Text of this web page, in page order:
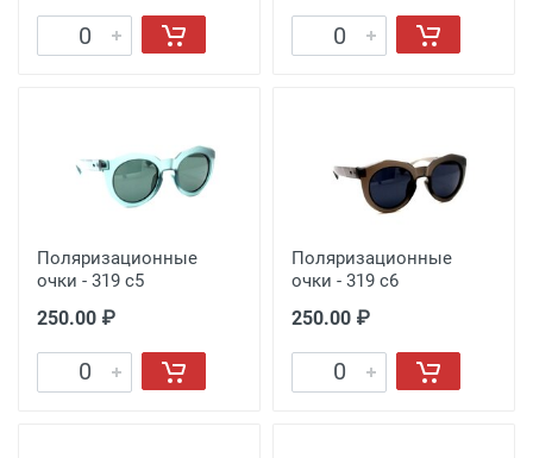
Поляризационные
очки - 319 с5
250.00 ₽
Поляризационные
очки - 319 с6
250.00 ₽